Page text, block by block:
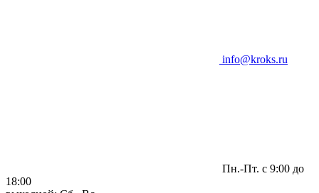
info@kroks.ru
Пн.-Пт. с 9:00 до
18:00